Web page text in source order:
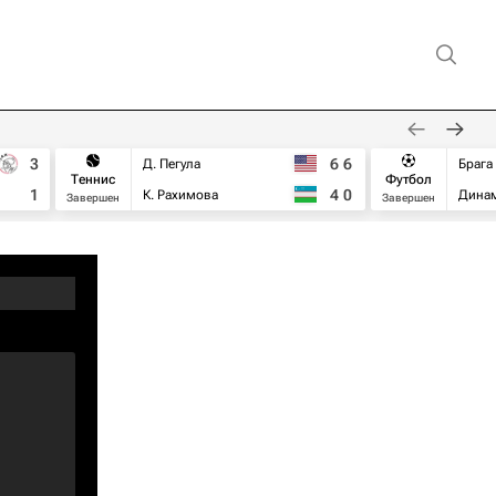
3
1
Теннис
Завершен
Д. Пегула
К. Рахимова
6 6
4 0
Футбол
Завершен
Брага